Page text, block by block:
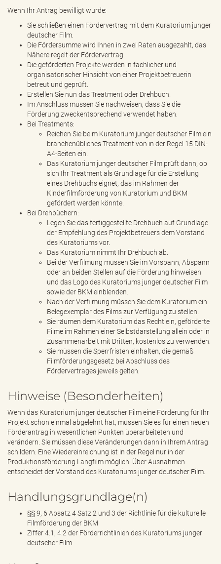
Wenn Ihr Antrag bewilligt wurde:
Sie schließen einen Fördervertrag mit dem Kuratorium junger
deutscher Film.
Die Fördersumme wird Ihnen in zwei Raten ausgezahlt, das
Nähere regelt der Fördervertrag.
Die geförderten Projekte werden in fachlicher und
organisatorischer Hinsicht von einer Projektbetreuerin
betreut und geprüft.
Erstellen Sie nun das Treatment oder Drehbuch.
Im Anschluss müssen Sie nachweisen, dass Sie die
Förderung zweckentsprechend verwendet haben.
Bei Treatments:
Reichen Sie beim Kuratorium junger deutscher Film ein
branchenübliches Treatment von in der Regel 15 DIN-
A4-Seiten ein.
Das Kuratorium junger deutscher Film prüft dann, ob
sich Ihr Treatment als Grundlage für die Erstellung
eines Drehbuchs eignet, das im Rahmen der
Kinderfilmförderung von Kuratorium und BKM
gefördert werden könnte.
Bei Drehbüchern:
Legen Sie das fertiggestellte Drehbuch auf Grundlage
der Empfehlung des Projektbetreuers dem Vorstand
des Kuratoriums vor.
Das Kuratorium nimmt Ihr Drehbuch ab.
Bei der Verfilmung müssen Sie im Vorspann, Abspann
oder an beiden Stellen auf die Förderung hinweisen
und das Logo des Kuratoriums junger deutscher Film
sowie der BKM einblenden.
Nach der Verfilmung müssen Sie dem Kuratorium ein
Belegexemplar des Films zur Verfügung zu stellen.
Sie räumen dem Kuratorium das Recht ein, geförderte
Filme im Rahmen einer Selbstdarstellung allein oder in
Zusammenarbeit mit Dritten, kostenlos zu verwenden.
Sie müssen die Sperrfristen einhalten, die gemäß
Filmförderungsgesetz bei Abschluss des
Fördervertrages jeweils gelten.
Hinweise (Besonderheiten)
Wenn das Kuratorium junger deutscher Film eine Förderung für Ihr
Projekt schon einmal abgelehnt hat, müssen Sie es für einen neuen
Förderantrag in wesentlichen Punkten überarbeiteten und
verändern. Sie müssen diese Veränderungen dann in Ihrem Antrag
schildern. Eine Wiedereinreichung ist in der Regel nur in der
Produktionsförderung Langfilm möglich. Über Ausnahmen
entscheidet der Vorstand des Kuratoriums junger deutscher Film.
Handlungsgrundlage(n)
§§ 9, 6 Absatz 4 Satz 2 und 3 der Richtlinie für die kulturelle
Filmförderung der BKM
Ziffer 4.1, 4.2 der Förderrichtlinien des Kuratoriums junger
deutscher Film